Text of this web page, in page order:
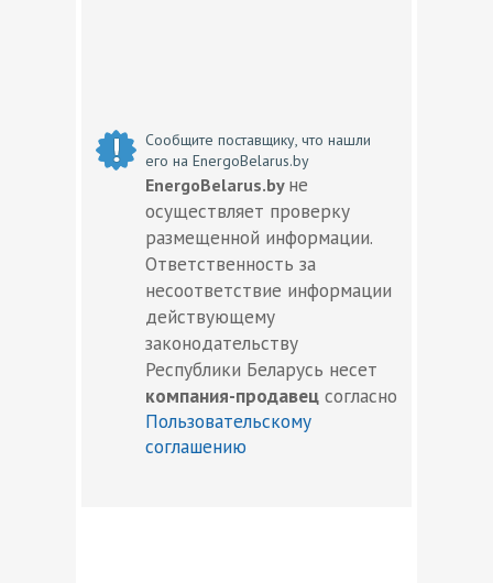
Сообщите поставщику, что нашли
его на EnergoBelarus.by
EnergoBelarus.by не
осуществляет проверку
размещенной информации.
Ответственность за
несоответствие информации
действующему
законодательству
Республики Беларусь несет
компания-продавец согласно
Пользовательскому
соглашению